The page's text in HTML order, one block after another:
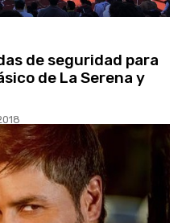
de seguridad para
de La Serena y